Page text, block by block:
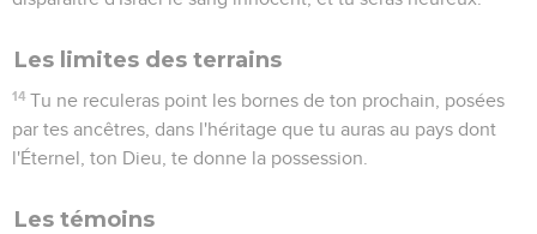
Les limites des terrains
14 Tu ne reculeras point les bornes de ton prochain, posées
par tes ancêtres, dans l'héritage que tu auras au pays dont
l'Éternel, ton Dieu, te donne la possession.
Les témoins